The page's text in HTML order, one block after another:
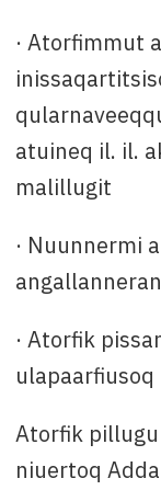
· Atorfimmut
atuineq il. il.
malillugit
· Nuunnermi
· Atorfik
ulapaarfiusoq
Atorfik
niuertoq